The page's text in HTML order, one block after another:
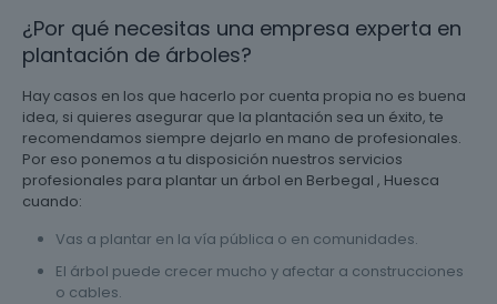
¿Por qué necesitas una empresa experta en
plantación de árboles?
Hay casos en los que hacerlo por cuenta propia no es buena
idea, si quieres asegurar que la plantación sea un éxito, te
recomendamos siempre dejarlo en mano de profesionales.
Por eso ponemos a tu disposición nuestros servicios
profesionales para plantar un árbol en Berbegal , Huesca
cuando:
Vas a plantar en la vía pública o en comunidades.
El árbol puede crecer mucho y afectar a construcciones
o cables.